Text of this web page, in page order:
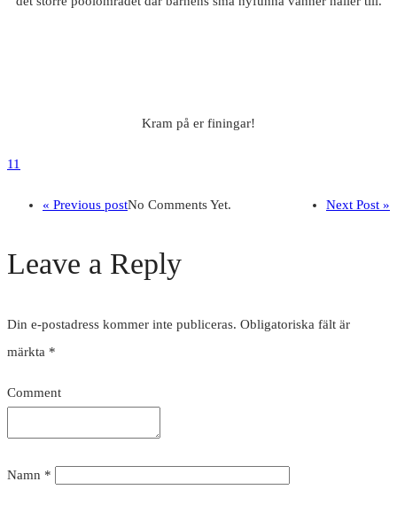
Kram på er finingar!
11
« Previous post Next Post »
No Comments Yet.
Leave a Reply
Din e-postadress kommer inte publiceras. Obligatoriska fält är
märkta *
Comment
Namn *